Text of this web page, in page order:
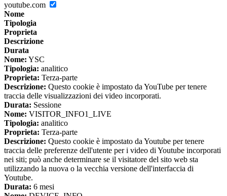
youtube.com
Nome
Tipologia
Proprieta
Descrizione
Durata
Nome: YSC
Tipologia: analitico
Proprieta: Terza-parte
Descrizione: Questo cookie è impostato da YouTube per tenere
traccia delle visualizzazioni dei video incorporati.
Durata: Sessione
Nome: VISITOR_INFO1_LIVE
Tipologia: analitico
Proprieta: Terza-parte
Descrizione: Questo cookie è impostato da Youtube per tenere
traccia delle preferenze dell'utente per i video di Youtube incorporati
nei siti; può anche determinare se il visitatore del sito web sta
utilizzando la nuova o la vecchia versione dell'interfaccia di
Youtube.
Durata: 6 mesi